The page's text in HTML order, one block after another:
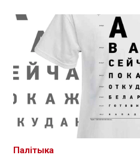
Палітыка